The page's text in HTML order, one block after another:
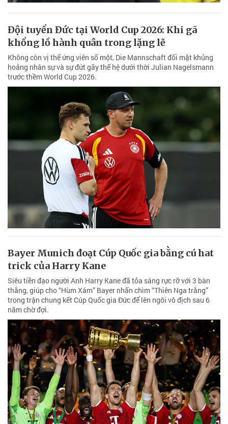
Đội tuyển Đức tại World Cup 2026: Khi gã
khổng lồ hành quân trong lặng lẽ
Không còn vị thế ứng viên số một, Die Mannschaft đối mặt khủng
hoảng nhân sự và sự đứt gãy thế hệ dưới thời Julian Nagelsmann
trước thềm World Cup 2026.
Bayer Munich đoạt Cúp Quốc gia bằng cú hat
trick của Harry Kane
Siêu tiền đạo người Anh Harry Kane đã tỏa sáng rực rỡ với 3 bàn
thắng, giúp cho “Hùm Xám” Bayer nhấn chìm “Thiên Nga trắng”
trong trận chung kết Cúp Quốc gia Đức để lên ngôi vô địch sau 6
năm chờ đợi.